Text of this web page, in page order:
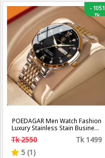
-1051
Tk
POEDAGAR Men Watch Fashion
Luxury Stainless Stain Business
Quartz Watches Waterproof
Luminous Week Date Men‘s
Tk 2550
Tk 1499
5 (1)